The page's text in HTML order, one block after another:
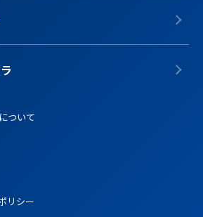
ついて
リシー